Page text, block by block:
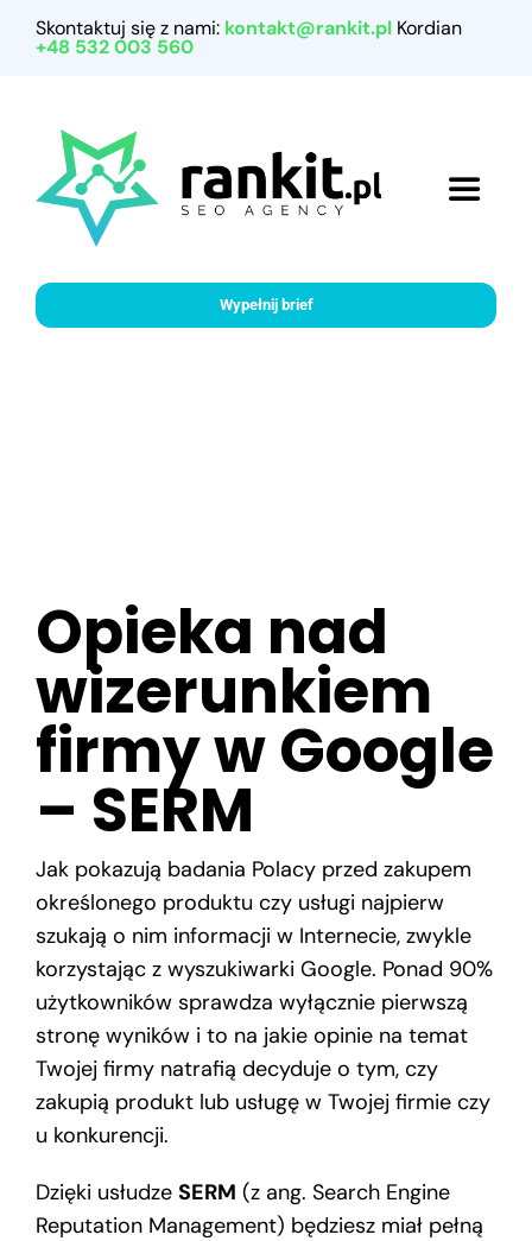
PrzejdźSkontaktuj się z nami: kontakt@rankit.plKordian
+48 532 003 560
Toggle
Home
Wypełnij brief
Opieka nad
wizerunkiem
firmy w Google
– SERM
Jak pokazują badania Polacy przed zakupem
określonego produktu czy usługi najpierw
szukają o nim informacji w Internecie, zwykle
korzystając z wyszukiwarki Google. Ponad 90%
użytkowników sprawdza wyłącznie pierwszą
stronę wyników i to na jakie opinie na temat
Twojej firmy natrafią decyduje o tym, czy
zakupią produkt lub usługę w Twojej firmie czy
u konkurencji.
Dzięki usłudze SERM (z ang. Search Engine
Reputation Management) będziesz miał pełną